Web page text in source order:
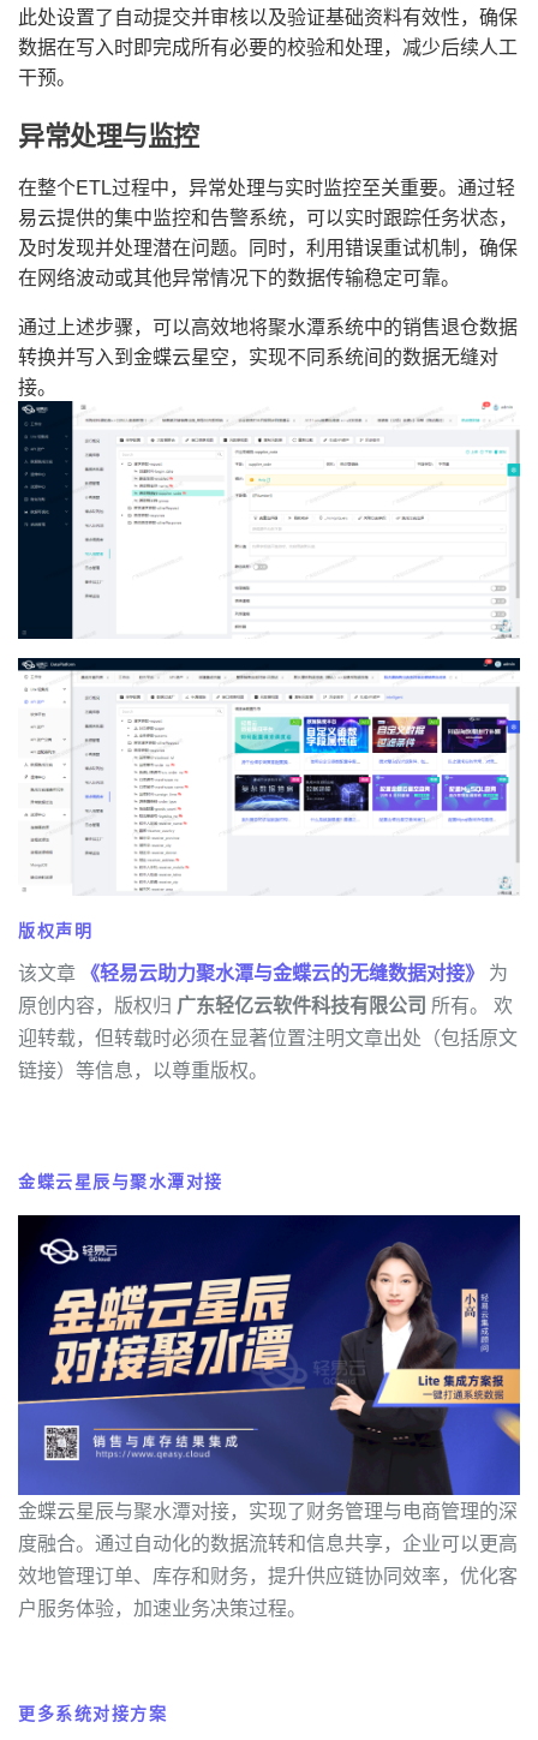
此处设置了自动提交并审核以及验证基础资料有效性，确保
数据在写入时即完成所有必要的校验和处理，减少后续人工
干预。
异常处理与监控
在整个ETL过程中，异常处理与实时监控至关重要。通过轻
易云提供的集中监控和告警系统，可以实时跟踪任务状态，
及时发现并处理潜在问题。同时，利用错误重试机制，确保
在网络波动或其他异常情况下的数据传输稳定可靠。
通过上述步骤，可以高效地将聚水潭系统中的销售退仓数据
转换并写入到金蝶云星空，实现不同系统间的数据无缝对
接。
版权声明
该文章 《轻易云助力聚水潭与金蝶云的无缝数据对接》 为
原创内容，版权归 广东轻亿云软件科技有限公司 所有。 欢
迎转载，但转载时必须在显著位置注明文章出处（包括原文
链接）等信息，以尊重版权。
金蝶云星辰与聚水潭对接
金蝶云星辰与聚水潭对接，实现了财务管理与电商管理的深
度融合。通过自动化的数据流转和信息共享，企业可以更高
效地管理订单、库存和财务，提升供应链协同效率，优化客
户服务体验，加速业务决策过程。
更多系统对接方案